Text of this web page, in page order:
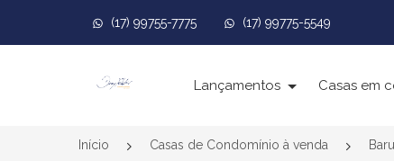
(17) 99755-7775 (17) 99775-5549
Página inicial
Lançamentos Casas em
Início Casas de Condomínio à venda